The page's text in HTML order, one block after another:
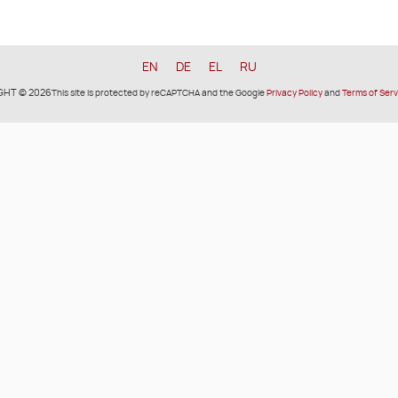
EN DE EL RU
© 2026This site is protected by reCAPTCHA and the Google Privacy Policy and Terms of